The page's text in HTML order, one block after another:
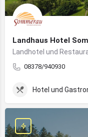
Landhaus Hotel
Landhotel und
08378/940930
Hotel und